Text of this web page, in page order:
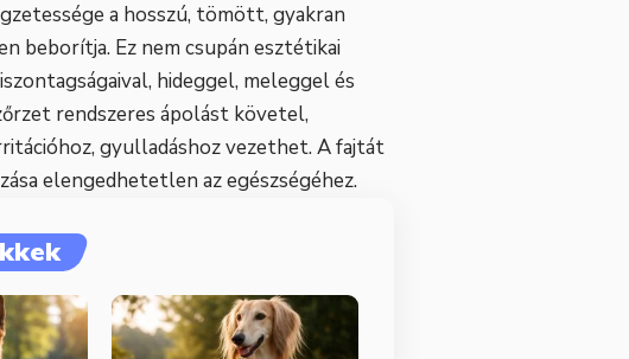
a hosszú, tömött, gyakran
beborítja. Ez nem csupán esztétikai
hideggel, meleggel és
rendszeres ápolást követel,
gyulladáshoz vezethet. A fajtát
elengedhetetlen az egészségéhez.